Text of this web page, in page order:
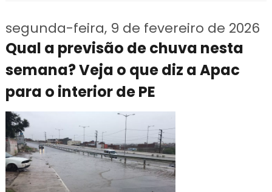
segunda-feira, 9 de fevereiro de 2026
Qual a previsão de chuva nesta
semana? Veja o que diz a Apac
para o interior de PE